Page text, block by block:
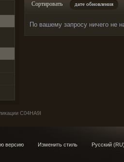
Сортировать дате обновления
По вашему запросу ничего не
C04HA9I
версию Изменить стиль Русский